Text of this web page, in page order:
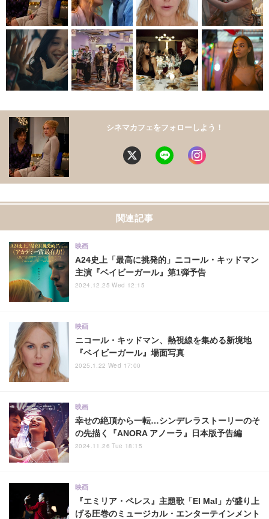
シネマカフェをフォローしよう！
関連記事
A24史上「最高に挑発的」ニコール・キッドマン
主演『ベイビーガール』第1弾予告
映画
2024.12.25 Wed 12:15
ニコール・キッドマン、熱視線を集める新境地
『ベイビーガール』場面写真
映画
2025.1.22 Wed 17:00
幸せの絶頂から一転…シンデレラストーリーのそ
の先描く『ANORA アノーラ』日本版予告編
映画
2024.11.26 Tue 18:15
『エミリア・ペレス』主題歌「El Mal」が盛り上
げる圧巻のミュージカル・エンターテインメント
映画